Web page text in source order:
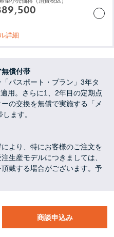
詳細
償付帯
パスポート・プラン」3年タ
用。さらに1、2年目の定期点
の交換を無償で実施する「メ
ます。
より、特にお客様のご注文を
生産モデルにつきましては、
戴する場合がございます。予
商談申込み